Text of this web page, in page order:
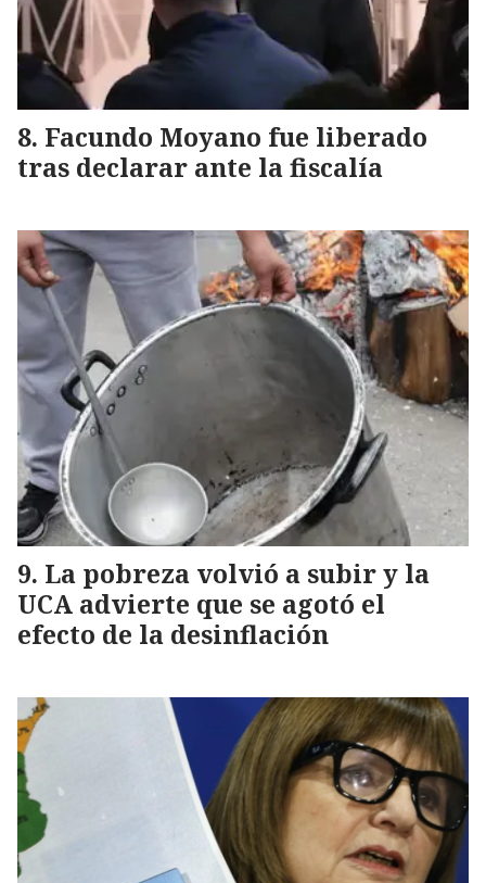
Facundo Moyano fue liberado
tras declarar ante la fiscalía
La pobreza volvió a subir y la
UCA advierte que se agotó el
efecto de la desinflación